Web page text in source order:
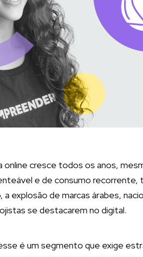
online cresce todos os anos,
e de consumo
a explosão de marcas árabes,
se destacarem no digital.
é um segmento que exige